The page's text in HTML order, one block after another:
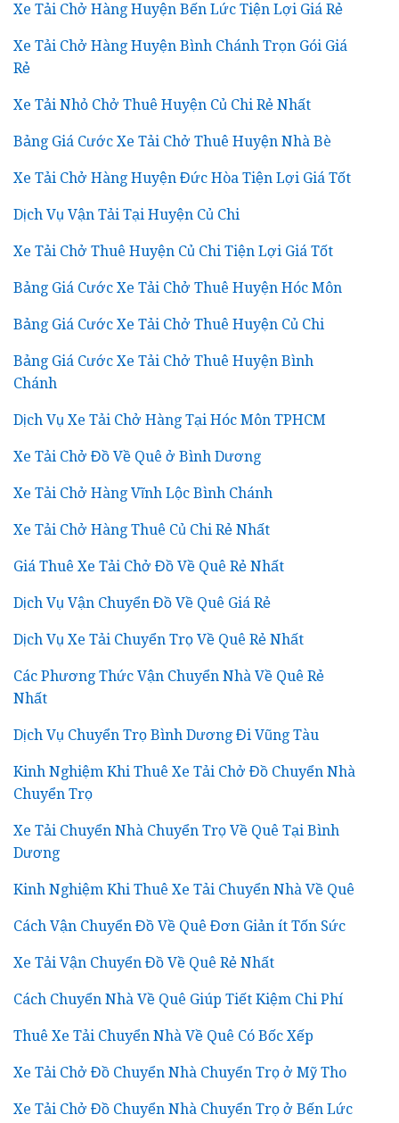
Xe Tải Chở Hàng Huyện Bến Lức Tiện Lợi Giá Rẻ
Xe Tải Chở Hàng Huyện Bình Chánh Trọn Gói Giá
Rẻ
Xe Tải Nhỏ Chở Thuê Huyện Củ Chi Rẻ Nhất
Bảng Giá Cước Xe Tải Chở Thuê Huyện Nhà Bè
Xe Tải Chở Hàng Huyện Đức Hòa Tiện Lợi Giá Tốt
Dịch Vụ Vận Tải Tại Huyện Củ Chi
Xe Tải Chở Thuê Huyện Củ Chi Tiện Lợi Giá Tốt
Bảng Giá Cước Xe Tải Chở Thuê Huyện Hóc Môn
Bảng Giá Cước Xe Tải Chở Thuê Huyện Củ Chi
Bảng Giá Cước Xe Tải Chở Thuê Huyện Bình
Chánh
Dịch Vụ Xe Tải Chở Hàng Tại Hóc Môn TPHCM
Xe Tải Chở Đồ Về Quê ở Bình Dương
Xe Tải Chở Hàng Vĩnh Lộc Bình Chánh
Xe Tải Chở Hàng Thuê Củ Chi Rẻ Nhất
Giá Thuê Xe Tải Chở Đồ Về Quê Rẻ Nhất
Dịch Vụ Vận Chuyển Đồ Về Quê Giá Rẻ
Dịch Vụ Xe Tải Chuyển Trọ Về Quê Rẻ Nhất
Các Phương Thức Vận Chuyển Nhà Về Quê Rẻ
Nhất
Dịch Vụ Chuyển Trọ Bình Dương Đi Vũng Tàu
Kinh Nghiệm Khi Thuê Xe Tải Chở Đồ Chuyển Nhà
Chuyển Trọ
Xe Tải Chuyển Nhà Chuyển Trọ Về Quê Tại Bình
Dương
Kinh Nghiệm Khi Thuê Xe Tải Chuyển Nhà Về Quê
Cách Vận Chuyển Đồ Về Quê Đơn Giản ít Tốn Sức
Xe Tải Vận Chuyển Đồ Về Quê Rẻ Nhất
Cách Chuyển Nhà Về Quê Giúp Tiết Kiệm Chi Phí
Thuê Xe Tải Chuyển Nhà Về Quê Có Bốc Xếp
Xe Tải Chở Đồ Chuyển Nhà Chuyển Trọ ở Mỹ Tho
Xe Tải Chở Đồ Chuyển Nhà Chuyển Trọ ở Bến Lức